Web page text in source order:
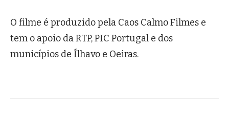
O filme é produzido pela Caos Calmo Filmes e
tem o apoio da RTP, PIC Portugal e dos
municípios de Ílhavo e Oeiras.